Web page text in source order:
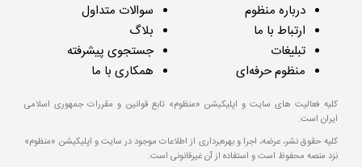
درباره منظوم
ارتباط با ما
تبلیغات
منظوم حرفه‌ای
سوالات متداول
بلاگ
جستجوی پیشرفته
همکاری با ما
کلیه فعالیت های سایت و اپلیکیشن «منظوم» تابع قوانین و مقررات جمهوری اسلامی
ایران است.
کلیه حقوق نشر، عرضه، اجرا و بهره‌برداری از اطلاعات موجود در سایت و اپلیکیشن «منظوم»
نزد منصه محفوظ است و استفاده از آن غیرقانونی است.